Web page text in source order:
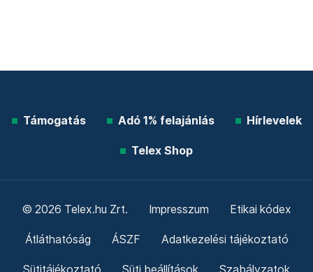
Támogatás Adó 1% felajánlás Hírlevelek
Telex Shop
© 2026 Telex.hu Zrt. Impresszum Etikai kódex
Átláthatóság ÁSZF Adatkezelési tájékoztató